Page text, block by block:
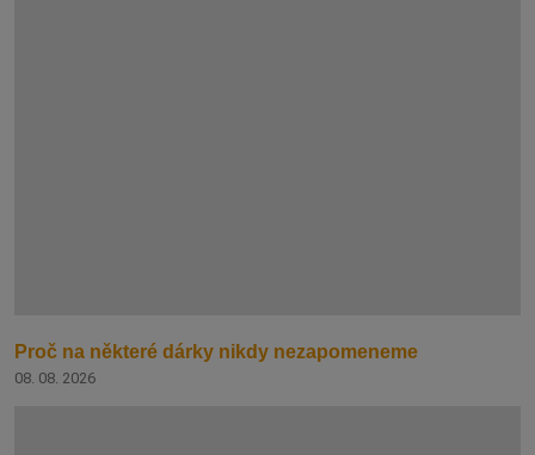
Proč na některé dárky nikdy nezapomeneme
08. 08. 2026